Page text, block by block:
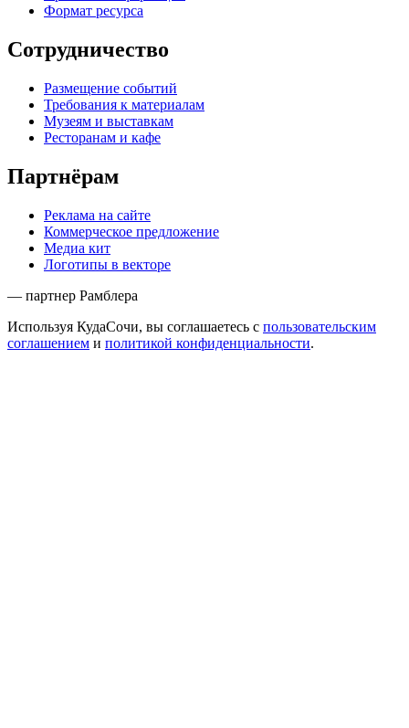
Формат ресурса
Сотрудничество
Размещение событий
Требования к материалам
Музеям и выставкам
Ресторанам и кафе
Партнёрам
Реклама на сайте
Коммерческое предложение
Медиа кит
Логотипы в векторе
— партнер Рамблера
Используя КудаСочи, вы соглашаетесь с пользовательским
соглашением и политикой конфиденциальности.